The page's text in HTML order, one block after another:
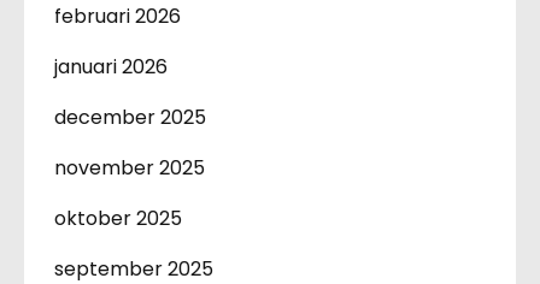
februari 2026
januari 2026
december 2025
november 2025
oktober 2025
september 2025